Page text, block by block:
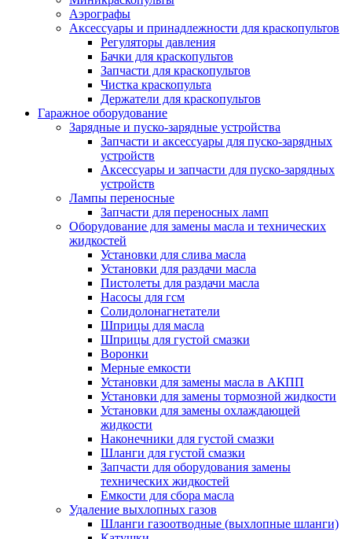
Аэрографы
Аксессуары и принадлежности для краскопультов
Регуляторы давления
Бачки для краскопультов
Запчасти для краскопультов
Чистка краскопульта
Держатели для краскопультов
Гаражное оборудование
Зарядные и пуско-зарядные устройства
Запчасти и аксессуары для пуско-зарядных
устройств
Аксессуары и запчасти для пуско-зарядных
устройств
Лампы переносные
Запчасти для переносных ламп
Оборудование для замены масла и технических
жидкостей
Установки для слива масла
Установки для раздачи масла
Пистолеты для раздачи масла
Насосы для гсм
Солидолонагнетатели
Шприцы для масла
Шприцы для густой смазки
Воронки
Мерные емкости
Установки для замены масла в АКПП
Установки для замены тормозной жидкости
Установки для замены охлаждающей
жидкости
Наконечники для густой смазки
Шланги для густой смазки
Запчасти для оборудования замены
технических жидкостей
Емкости для сбора масла
Удаление выхлопных газов
Шланги газоотводные (выхлопные шланги)